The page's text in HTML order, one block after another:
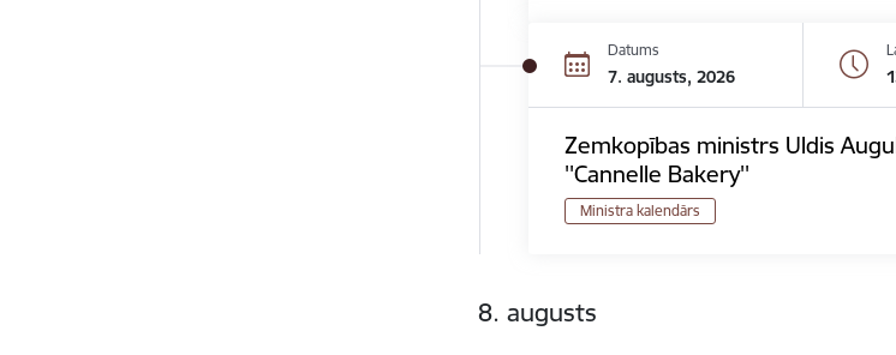
Datums
7. augusts, 2026
Zemkopības ministrs Uldis
''Cannelle Bakery''
Ministra kalendārs
8. augusts